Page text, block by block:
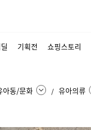
기획전 쇼핑스토리
아동/문화 / 유아의류